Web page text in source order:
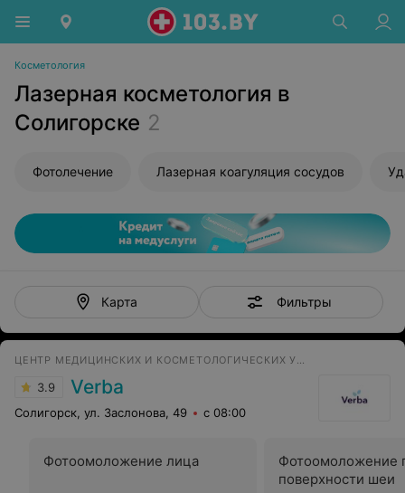
Косметология
Лазерная косметология в
Солигорске 2
Фотолечение Лазерная коагуляция сосудов
Карта Фильтры
ЦЕНТР МЕДИЦИНСКИХ И КОСМЕТОЛОГИЧЕСКИХ УСЛУГ
3.9 Verba
Солигорск, ул. Заслонова, 49 с 08:00
Фотоомоложение лица
Фотоомоложение
поверхности шеи